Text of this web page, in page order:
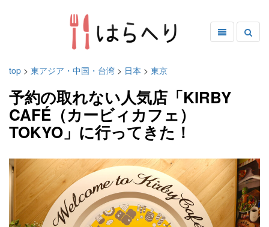
top > 東アジア・中国・台湾 > 日本 > 東京
予約の取れない人気店「KIRBY
CAFÉ（カービィカフェ）
TOKYO」に行ってきた！